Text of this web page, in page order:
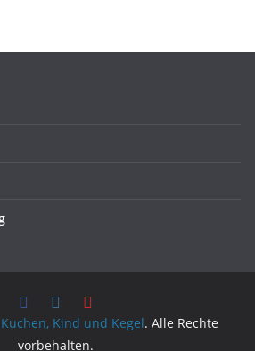
Kuchen, Kind und Kegel. Alle Rechte
vorbehalten.